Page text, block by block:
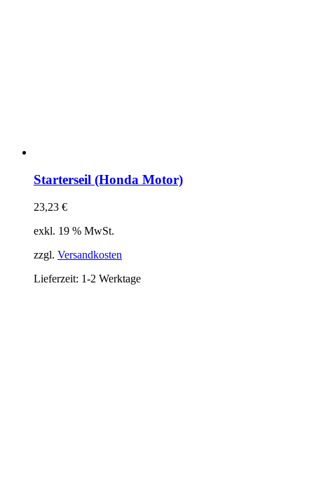
Starterseil (Honda Motor)
23,23 €
exkl. 19 % MwSt.
zzgl. Versandkosten
Lieferzeit: 1-2 Werktage